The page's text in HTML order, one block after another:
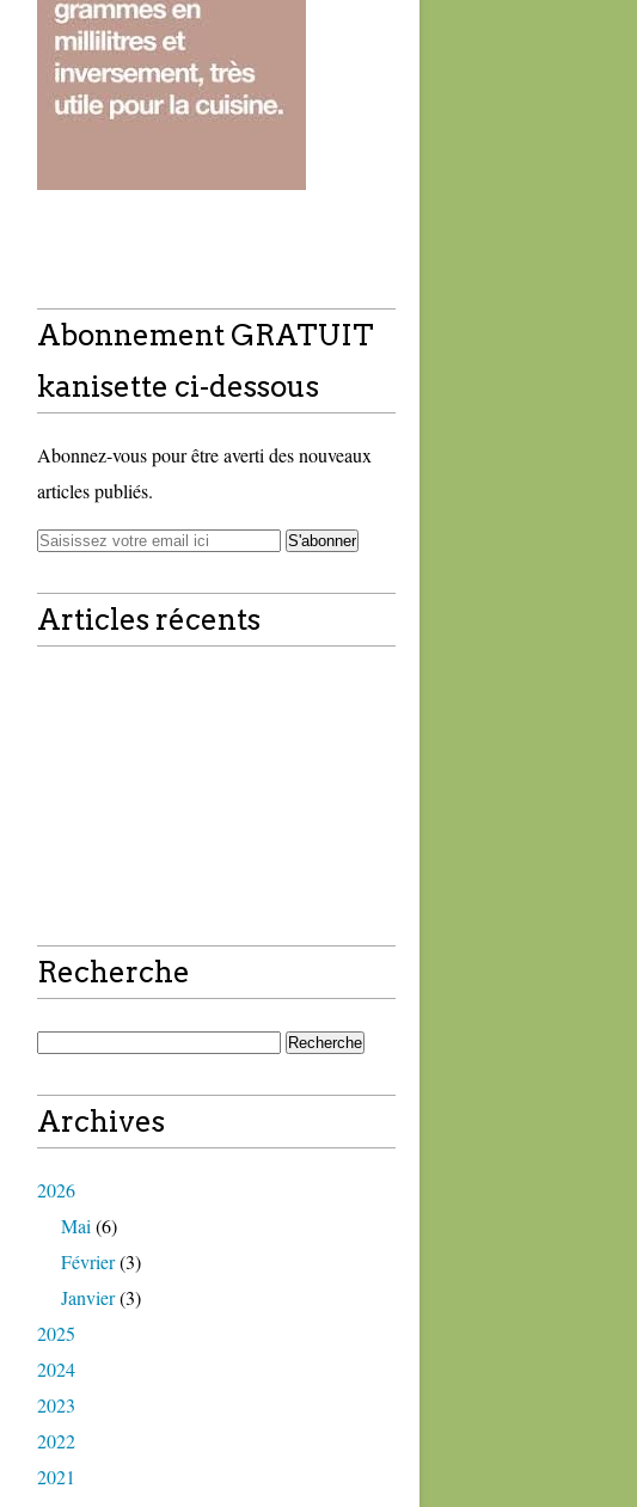
Abonnement GRATUIT
kanisette ci-dessous
Abonnez-vous pour être averti des nouveaux
articles publiés.
Articles récents
Recherche
Archives
2026
Mai (6)
Février(3)
Janvier(3)
2025
2024
2023
2022
2021